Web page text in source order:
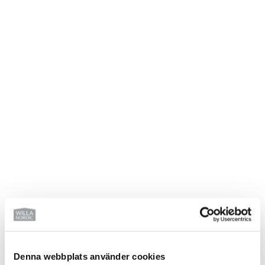
Denna webbplats använder cookies